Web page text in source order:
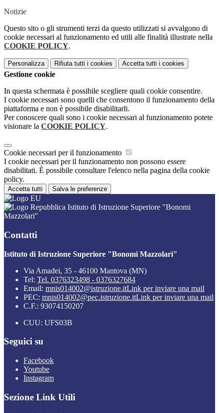
Notizie
Questo sito o gli strumenti terzi da questo utilizzati si avvalgono di
cookie necessari al funzionamento ed utili alle finalità illustrate nella
COOKIE POLICY.
Personalizza Rifiuta tutti i cookies Accetta tutti i cookies
Gestione cookie
In questa schermata è possibile scegliere quali cookie consentire.
I cookie necessari sono quelli che consentono il funzionamento della
piattaforma e non è possibile disabilitarli.
Per conoscere quali sono i cookie necessari al funzionamento potete
visionare la COOKIE POLICY.
Cookie necessari per il funzionamento
I cookie necessari per il funzionamento non possono essere
disabilitati. È possibile consultare l'elenco nella pagina della cookie
policy.
Accetta tutti Salva le preferenze
Istituto di Istruzione Superiore "Bonomi
Mazzolari"
Contatti
Istituto di Istruzione Superiore "Bonomi Mazzolari"
Via Amadei, 35 - 46100 Mantova (MN)
Tel: Tel. 0376323498 - 0376327684
Email: mnis014002@istruzione.itLink per inviare una mail
PEC: mnis014002@pec.istruzione.itLink per inviare una mail
C.F.: 93074150207
CUU: UFS03B
Seguici su
Facebook
Youtube
Instagram
Sezione Link Utili